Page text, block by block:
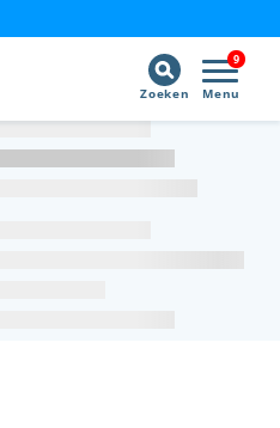
9
Menu
Zoeken